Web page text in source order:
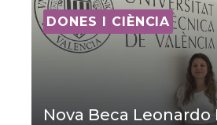
DONES I CIÈNCIA
Nova Beca Leonardo